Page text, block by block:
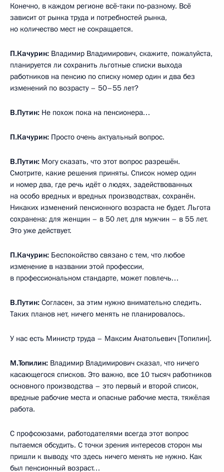
Конечно, в каждом регионе всё‑таки по‑разному. Всё
зависит от рынка труда и потребностей рынка,
но количество мест не сокращается.
П.Качурин: Владимир Владимирович, скажите, пожалуйста,
планируется ли сохранить льготные списки выхода
работников на пенсию по списку номер один и два без
изменений по возрасту – 50–55 лет?
В.Путин: Не похож пока на пенсионера…
П.Качурин: Просто очень актуальный вопрос.
В.Путин: Могу сказать, что этот вопрос разрешён.
Смотрите, какие решения приняты. Список номер один
и номер два, где речь идёт о людях, задействованных
на особо вредных и вредных производствах, сохранён.
Никаких изменений пенсионного возраста не будет. Льгота
сохранена: для женщин – в 50 лет, для мужчин – в 55 лет.
Это уже действует.
П.Качурин: Беспокойство связано с тем, что любое
изменение в названии этой профессии,
в профессиональном стандарте, может повлечь…
В.Путин: Согласен, за этим нужно внимательно следить.
Таких планов нет, ничего менять не планировалось.
У нас есть Министр труда – Максим Анатольевич [Топилин].
М.Топилин: Владимир Владимирович сказал, что ничего
касающегося списков. Это важно, все 10 тысяч работников
основного производства – это первый и второй список,
вредные рабочие места и опасные рабочие места, тяжёлая
работа.
С профсоюзами, работодателями всегда этот вопрос
пытаемся обсудить. С точки зрения интересов сторон мы
пришли к выводу, что здесь ничего менять не нужно. Как
был пенсионный возраст…